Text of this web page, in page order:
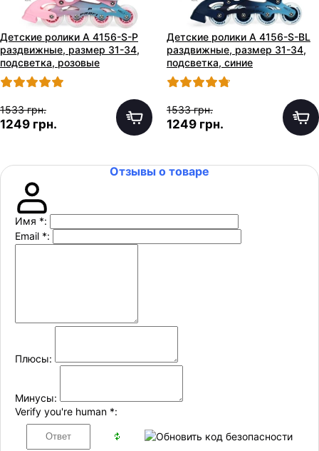
Детские ролики A 4156-S-P
раздвижные, размер 31-34,
подсветка, розовые
1533 грн.
1249 грн.
Детские ролики A 4156-S-BL
раздвижные, размер 31-34,
подсветка, синие
1533 грн.
1249 грн.
Отзывы о товаре
Имя *:
Email *:
Плюсы:
Минусы:
Verify you're human *: